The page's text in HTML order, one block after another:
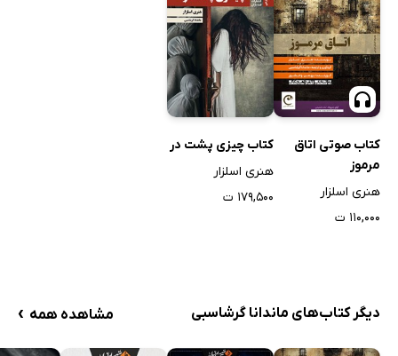
کتاب صوتی اتاق
مرموز
هنری اسلزار
۱۱۰,۰۰۰ ت
کتاب چیزی پشت در
هنری اسلزار
۱۷۹,۵۰۰ ت
دیگر کتاب‌های ماندانا گرشاسبی مشاهده همه ›